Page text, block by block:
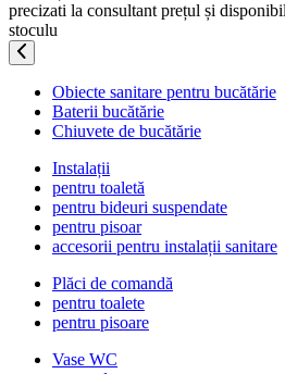
precizati la consultant prețul și
stoculu
Obiecte sanitare pentru bucătărie
Baterii bucătărie
Chiuvete de bucătărie
Instalații
pentru toaletă
pentru bideuri suspendate
pentru pisoar
accesorii pentru instalații sanitare
Plăci de comandă
pentru toalete
pentru pisoare
Vase WC